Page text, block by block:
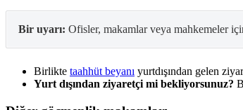
Bir uyarı: Ofisler, makamlar veya mahkemeler
Birlikte taahhüt beyanı yurtdışından gelen
Yurt dışından ziyaretçi mi bekliyorsunuz?